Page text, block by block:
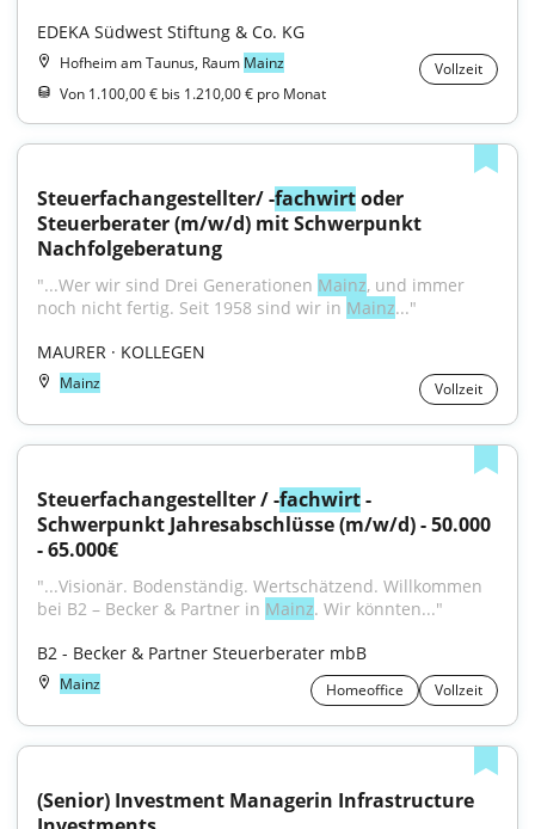
EDEKA Südwest Stiftung & Co. KG
Hofheim am Taunus, Raum Mainz
Vollzeit
Von 1.100,00 € bis 1.210,00 € pro Monat
Steuerfachangestellter/ -fachwirt oder
Steuerberater (m/w/d) mit Schwerpunkt
Nachfolgeberatung
"...Wer wir sind Drei Generationen Mainz, und immer
noch nicht fertig. Seit 1958 sind wir in Mainz..."
MAURER · KOLLEGEN
Mainz Vollzeit
Steuerfachangestellter / -fachwirt -
Schwerpunkt Jahresabschlüsse (m/w/d) - 50.000
- 65.000€
"...Visionär. Bodenständig. Wertschätzend. Willkommen
bei B2 – Becker & Partner in Mainz. Wir könnten..."
B2 - Becker & Partner Steuerberater mbB
Mainz Homeoffice Vollzeit
(Senior) Investment Managerin Infrastructure